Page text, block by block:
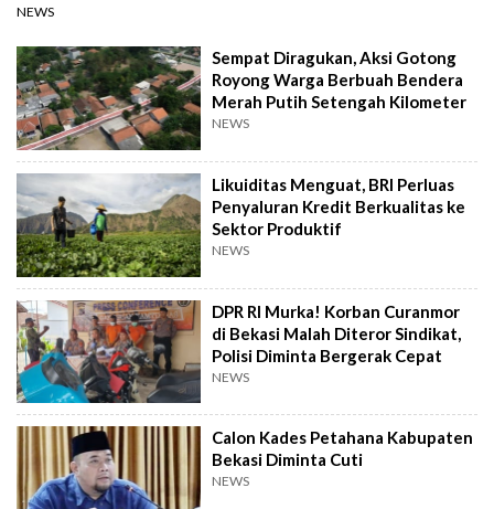
NEWS
Sempat Diragukan, Aksi Gotong
Royong Warga Berbuah Bendera
Merah Putih Setengah Kilometer
NEWS
Likuiditas Menguat, BRI Perluas
Penyaluran Kredit Berkualitas ke
Sektor Produktif
NEWS
DPR RI Murka! Korban Curanmor
di Bekasi Malah Diteror Sindikat,
Polisi Diminta Bergerak Cepat
NEWS
Calon Kades Petahana Kabupaten
Bekasi Diminta Cuti
NEWS